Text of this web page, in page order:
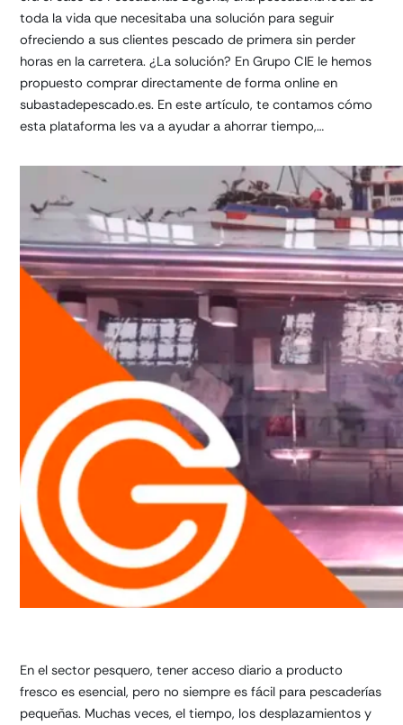
toda la vida que necesitaba una solución para seguir
ofreciendo a sus clientes pescado de primera sin perder
horas en la carretera. ¿La solución? En Grupo CIE le hemos
propuesto comprar directamente de forma online en
subastadepescado.es. En este artículo, te contamos cómo
esta plataforma les va a ayudar a ahorrar tiempo,…
En el sector pesquero, tener acceso diario a producto
fresco es esencial, pero no siempre es fácil para pescaderías
pequeñas. Muchas veces, el tiempo, los desplazamientos y